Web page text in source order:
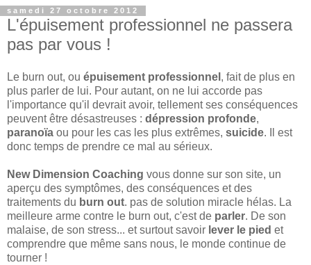
samedi 27 octobre 2012
L'épuisement professionnel ne passera
pas par vous !
Le burn out, ou épuisement professionnel , fait de plus en
plus parler de lui. Pour autant, on ne lui accorde pas
l'importance qu'il devrait avoir, tellement ses conséquences
peuvent être désastreuses : dépression profonde,
paranoïa ou pour les cas les plus extrêmes, suicide. Il est
donc temps de prendre ce mal au sérieux.
New Dimension Coaching vous donne sur son site, un
aperçu des symptômes, des conséquences et des
traitements du burn out. pas de solution miracle hélas. La
meilleure arme contre le burn out, c'est de parler. De son
malaise, de son stress... et surtout savoir lever le pied et
comprendre que même sans nous, le monde continue de
tourner !